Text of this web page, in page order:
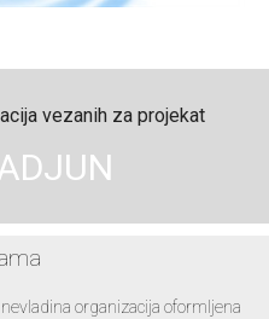
vezanih za projekat
organizacija oformljena